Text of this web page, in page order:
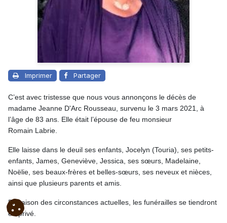
Imprimer Partager
C’est avec tristesse que nous vous annonçons le décès de
madame Jeanne D'Arc Rousseau, survenu le 3 mars 2021, à
l’âge de 83 ans. Elle était l’épouse de feu monsieur
Romain Labrie.
Elle laisse dans le deuil ses enfants, Jocelyn (Touria), ses petits-
enfants, James, Geneviève, Jessica, ses sœurs, Madelaine,
Noëlie, ses beaux-frères et belles-sœurs, ses neveux et nièces,
ainsi que plusieurs parents et amis.
En raison des circonstances actuelles, les funérailles se tiendront
en privé.